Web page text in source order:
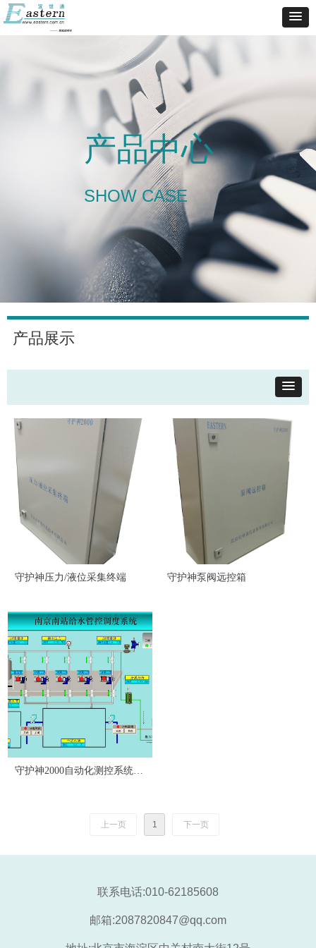
产品展示
守护神压力/液位采集终端 守护神泵阀远控箱
守护神2000自动化测控系统软
上一页 1 下一页
产品中心
SHOW CASE
联系电话:010-62185608
邮箱:2087820847@qq.com